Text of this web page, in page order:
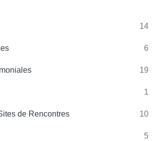
14
6
19
1
de Rencontres 10
5